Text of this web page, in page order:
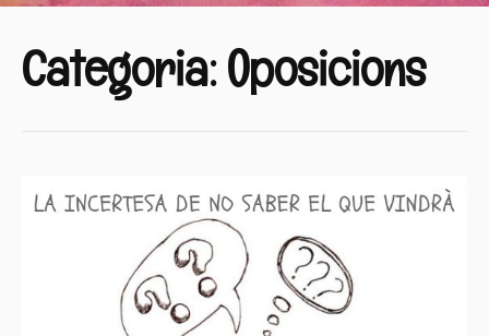
Categoria:Oposicions